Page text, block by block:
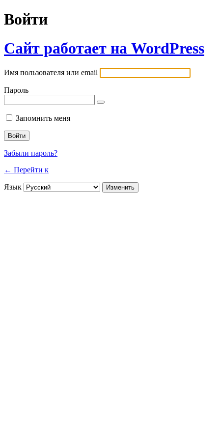
Войти
Сайт работает на WordPress
Имя пользователя или email
Пароль
Запомнить меня
Забыли пароль?
← Перейти к
Язык